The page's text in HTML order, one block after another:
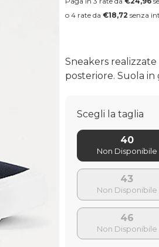
o 4 rate da €18,72 senza
Sneakers
posteriore. Suola in
Scegli la taglia
40
43
46